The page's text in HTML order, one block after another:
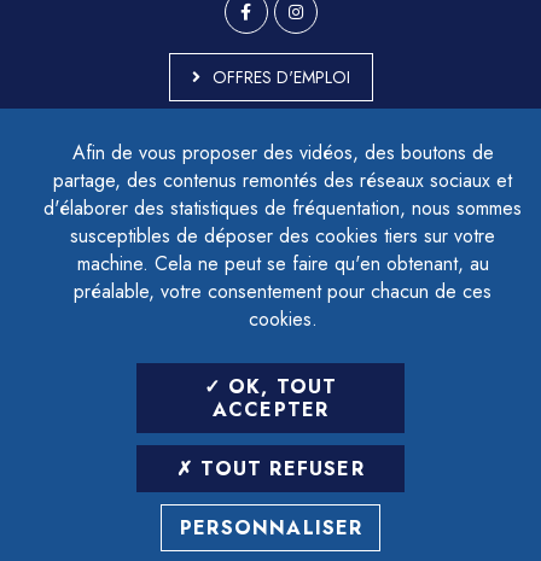
Afin de vous proposer des vidéos, des boutons de
partage, des contenus remontés des réseaux sociaux et
d'élaborer des statistiques de fréquentation, nous sommes
susceptibles de déposer des cookies tiers sur votre
machine. Cela ne peut se faire qu'en obtenant, au
préalable, votre consentement pour chacun de ces
cookies.
OK, TOUT
ACCEPTER
TOUT REFUSER
PERSONNALISER
OFFRES D'EMPLOI
ACCESSIBILITÉ - PARTIELLEMENT CONFORME
PLAN DU SITE
MENTIONS LÉGALES
CONTACTER LE DÉLÉGUÉ À LA PROTECTION DES DONNÉES
GESTION DES COOKIES
LETTRE D'INFORMATION
SAISIR VOTRE ADRESSE E-MAIL
POUR VOUS INSCRIRE :
ARCHIVES DÉSINSCRIPTION